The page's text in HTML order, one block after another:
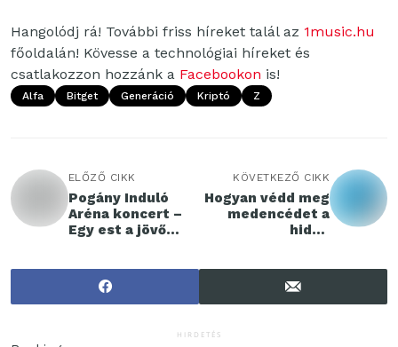
Hangolódj rá! További friss híreket talál az 1music.hu
főoldalán! Kövesse a technológiai híreket és
csatlakozzon hozzánk a Facebookon is!
Alfa Bitget Generáció Kriptó Z
ELŐZŐ CIKK
Pogány Induló
Aréna koncert –
Egy est a jövő
KÖVETKEZŐ CIKK
Hogyan védd meg
medencédet a
hideg
HIRDETÉS